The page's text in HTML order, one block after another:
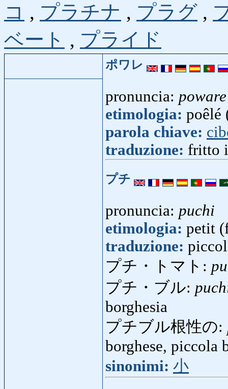
コ , プラチナ , プラグ ,
ベート , プライド
ポワレ
pronuncia: poware
etimologia: poêlé
parola chiave:
traduzione: fritto
プチ
pronuncia: puchi
etimologia: petit
traduzione:
プチ・トマト:
プチ・ブル:
borghesia
プチブル根性の:
borghese, piccola
sinonimi: 小